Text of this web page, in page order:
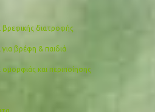
βρεφικής διατροφής
βρέφη & παιδιά
και περιποίησης